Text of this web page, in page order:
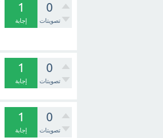
0
تصويتات
1
إجابة
0
تصويتات
1
إجابة
0
تصويتات
1
إجابة